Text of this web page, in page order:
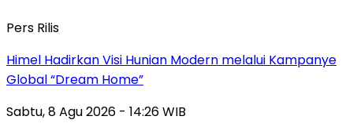
Pers Rilis
Himel Hadirkan Visi Hunian Modern melalui Kampanye
Global “Dream Home”
Sabtu, 8 Agu 2026 - 14:26 WIB